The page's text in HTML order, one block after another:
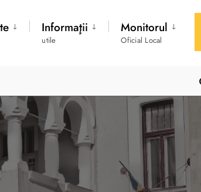
Informaţii
utile
Monitorul
Oficial Local